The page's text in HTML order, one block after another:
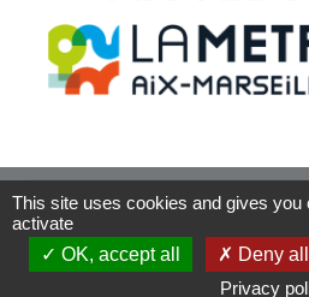
This site uses cookies and gives
activate
OK, accept all
Deny
Privacy